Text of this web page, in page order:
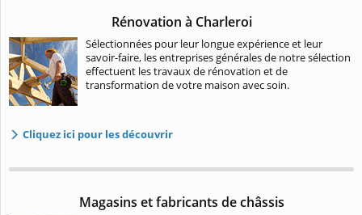
Rénovation à Charleroi
Sélectionnées pour leur longue expérience et leur
savoir-faire, les entreprises générales de notre sélection
effectuent les travaux de rénovation et de
transformation de votre maison avec soin.
Cliquez ici pour les découvrir
Magasins et fabricants de châssis